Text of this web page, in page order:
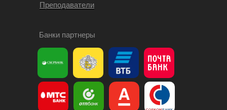
Преподаватели
Банки партнеры